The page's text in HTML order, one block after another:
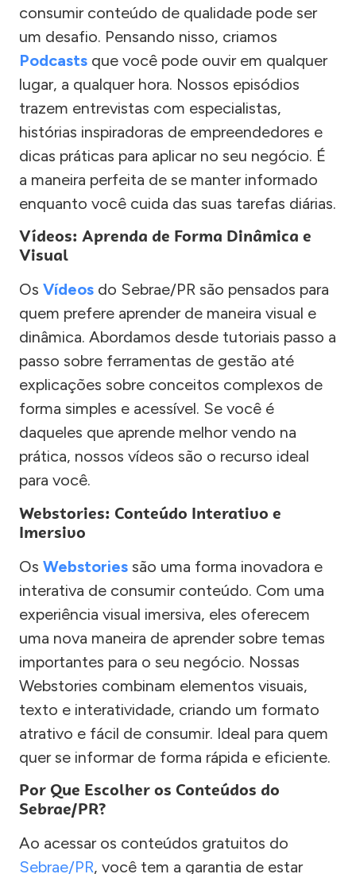
consumir conteúdo de qualidade pode ser
um desafio. Pensando nisso, criamos
Podcasts que você pode ouvir em qualquer
lugar, a qualquer hora. Nossos episódios
trazem entrevistas com especialistas,
histórias inspiradoras de empreendedores e
dicas práticas para aplicar no seu negócio. É
a maneira perfeita de se manter informado
enquanto você cuida das suas tarefas diárias.
Vídeos: Aprenda de Forma Dinâmica e
Visual
Os Vídeos do Sebrae/PR são pensados para
quem prefere aprender de maneira visual e
dinâmica. Abordamos desde tutoriais passo a
passo sobre ferramentas de gestão até
explicações sobre conceitos complexos de
forma simples e acessível. Se você é
daqueles que aprende melhor vendo na
prática, nossos vídeos são o recurso ideal
para você.
Webstories: Conteúdo Interativo e
Imersivo
Os Webstories são uma forma inovadora e
interativa de consumir conteúdo. Com uma
experiência visual imersiva, eles oferecem
uma nova maneira de aprender sobre temas
importantes para o seu negócio. Nossas
Webstories combinam elementos visuais,
texto e interatividade, criando um formato
atrativo e fácil de consumir. Ideal para quem
quer se informar de forma rápida e eficiente.
Por Que Escolher os Conteúdos do
Sebrae/PR?
Ao acessar os conteúdos gratuitos do
Sebrae/PR, você tem a garantia de estar